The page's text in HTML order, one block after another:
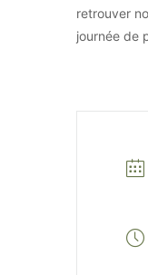
retrouver
journée de